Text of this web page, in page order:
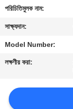
নিয়ন্ত্রণ
যোগাযোগ
করুন
খবর
পরিচিতিমুলক নাম:
সাক্ষ্যদান:
Model Number:
লক্ষণীয় করা: